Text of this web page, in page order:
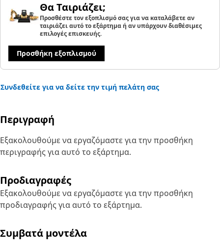
Θα Ταιριάζει;
Προσθέστε τον εξοπλισμό σας για να καταλάβετε αν
ταιριάζει αυτό το εξάρτημα ή αν υπάρχουν διαθέσιμες
επιλογές επισκευής.
Προσθήκη εξοπλισμού
Συνδεθείτε για να δείτε την τιμή πελάτη σας
Περιγραφή
Εξακολουθούμε να εργαζόμαστε για την προσθήκη
περιγραφής για αυτό το εξάρτημα.
Προδιαγραφές
Εξακολουθούμε να εργαζόμαστε για την προσθήκη
προδιαγραφής για αυτό το εξάρτημα.
Συμβατά μοντέλα